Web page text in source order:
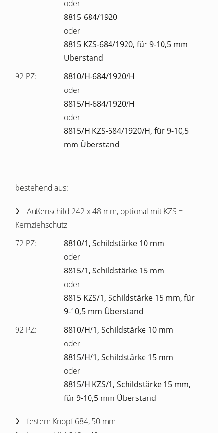
oder
8815-684/1920
oder
8815 KZS-684/1920, für 9-10,5 mm
Überstand
92 PZ:
8810/H-684/1920/H
oder
8815/H-684/1920/H
oder
8815/H KZS-684/1920/H, für 9-10,5
mm Überstand
bestehend aus:
Außenschild 242 x 48 mm, optional mit KZS =
Kernziehschutz
72 PZ:
8810/1, Schildstärke 10 mm
oder
8815/1, Schildstärke 15 mm
oder
8815 KZS/1, Schildstärke 15 mm, für
9-10,5 mm Überstand
92 PZ:
8810/H/1, Schildstärke 10 mm
oder
8815/H/1, Schildstärke 15 mm
oder
8815/H KZS/1, Schildstärke 15 mm,
für 9-10,5 mm Überstand
festem Knopf 684, 50 mm